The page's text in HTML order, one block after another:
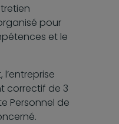
pour
et le
correctif de 3
Personnel de